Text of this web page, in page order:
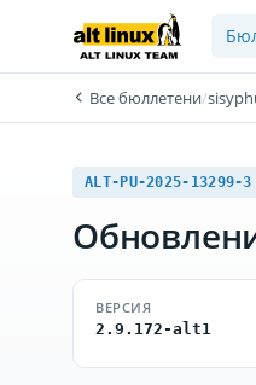
Все бюллетени/
ALT-PU-2025-13299-3
ВЕРСИЯ
2.9.172-alt1